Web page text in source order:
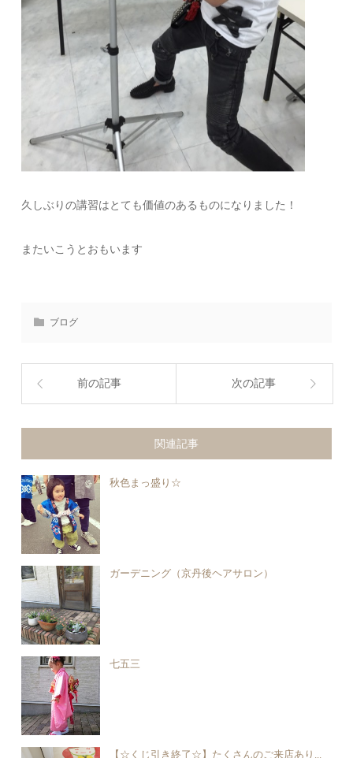
久しぶりの講習はとても価値のあるものになりました！
またいこうとおもいます
ブログ
前の記事 次の記事
関連記事
秋色まっ盛り☆
ガーデニング（京丹後ヘアサロン）
七五三
【☆くじ引き終了☆】たくさんのご来店あり...